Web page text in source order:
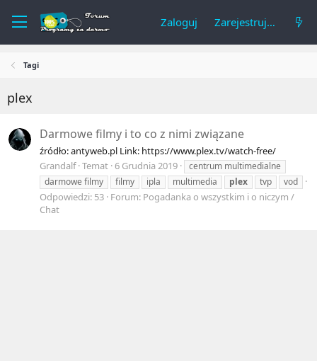
Zaloguj Zarejestruj się
Tagi
plex
Darmowe filmy i to co z nimi związane
źródło: antyweb.pl Link: https://www.plex.tv/watch-free/
Grandalf Temat 6 Grudnia 2019
centrum multimedialne
darmowe filmy
filmy ipla multimedia plex tvp vod
Odpowiedzi: 53 Forum: Pogadanka o wszystkim i o niczym /
Chat